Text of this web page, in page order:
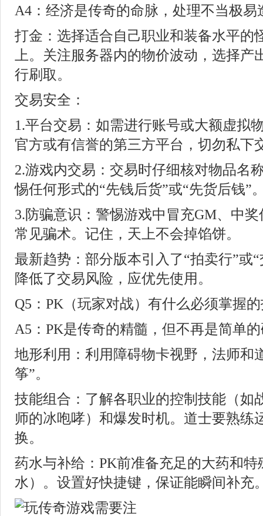
A4：经济是传奇的命脉，处理不当极易
打金：选择适合自己职业和装备水平的
上。关注服务器内的物价波动，选择产
行刷取。
交易安全：
1.平台交易：如需进行账号或大额虚拟
官方或有信誉的第三方平台，切勿私下
2.游戏内交易：交易时仔细核对物品名
惕任何形式的“先钱后货”或“先货后钱”
3.防骗意识：警惕游戏中冒充GM、中
常见骗术。记住，天上不会掉馅饼。
最新趋势：部分版本引入了“拍卖行”或
降低了交易风险，应优先使用。
Q5：PK（玩家对战）有什么必须掌握
A5：PK是传奇的精髓，但不再是简单
地形利用：利用障碍物卡视野，法师和
筝”。
技能组合：了解各职业的控制技能（如
师的冰咆哮）和爆发时机。道士要熟练
换。
药水与补给：PK前准备充足的大药和特
水）。设置好快捷键，保证能瞬间补充